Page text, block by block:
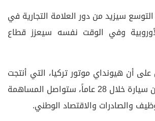
سيزيد من دور العلامة التجارية في
وفي الوقت نفسه سيعزز قطاع
على أن هيونداي موتور تركيا، التي أنتجت
أكثر من ثلاثة ملايين سيارة خلال 28 عاماً، ستواصل المساهمة
والصادرات والاقتصاد الوطني.